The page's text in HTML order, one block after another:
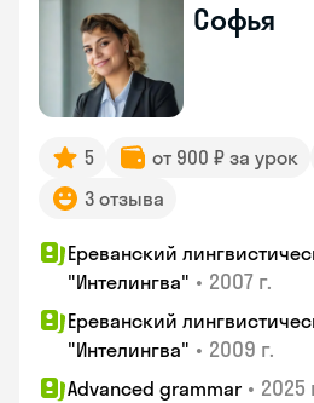
Софья
5 от 900 ₽ за урок
3 отзыва
Ереванский
"Интелингва" • 2007 г.
Ереванский
"Интелингва" • 2009 г.
Advanced grammar • 2025